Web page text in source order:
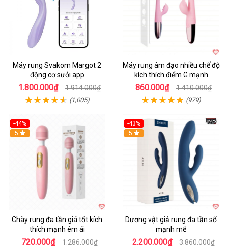
Máy rung Svakom Margot 2
động cơ sưởi app
1.800.000₫ 1.914.000₫
(1,005)
Máy rung âm đạo nhiều chế độ
kích thích điểm G mạnh
860.000₫ 1.410.000₫
(979)
-44%
Hot
5
Chày rung đa tần giá tốt kích
thích mạnh êm ái
720.000₫ 1.286.000₫
-43%
Hot
5
Dương vật giả rung đa tần số
mạnh mẽ
2.200.000₫ 3.860.000₫